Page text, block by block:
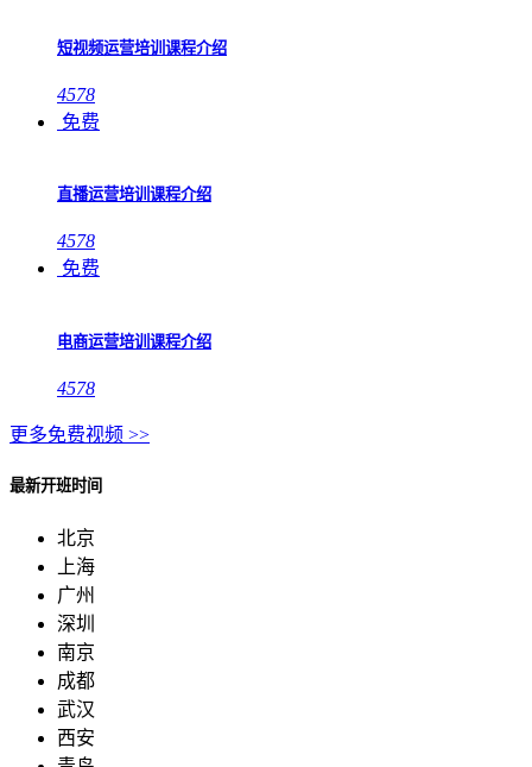
短视频运营培训课程介绍
4578
免费
直播运营培训课程介绍
4578
免费
电商运营培训课程介绍
4578
更多免费视频 >>
最新开班时间
北京
上海
广州
深圳
南京
成都
武汉
西安